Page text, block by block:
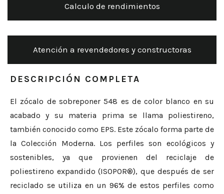
Calculo de rendimientos
Atención a revendedores y constructoras
DESCRIPCIÓN COMPLETA
El zócalo de sobreponer 548 es de color blanco en su
acabado y su materia prima se llama poliestireno,
también conocido como EPS. Este zócalo forma parte de
la Colección Moderna. Los perfiles son ecológicos y
sostenibles, ya que provienen del reciclaje de
poliestireno expandido (ISOPOR®), que después de ser
reciclado se utiliza en un 96% de estos perfiles como